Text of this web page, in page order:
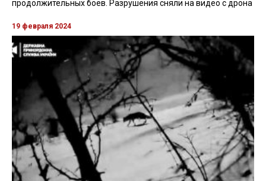
продолжительных боев. Разрушения сняли на видео с дрона
19 февраля 2024